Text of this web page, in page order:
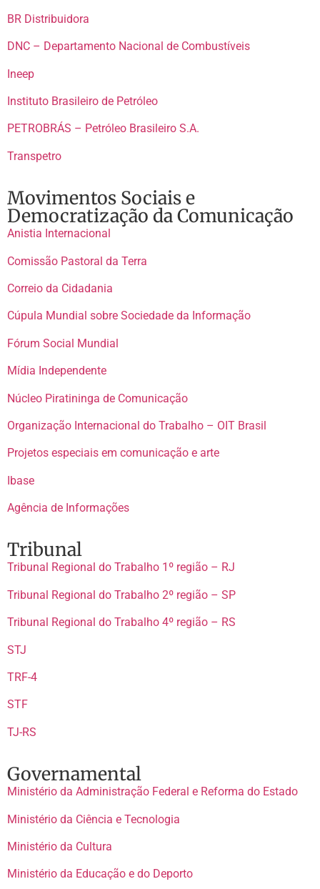
BR Distribuidora
DNC – Departamento Nacional de Combustíveis
Ineep
Instituto Brasileiro de Petróleo
PETROBRÁS – Petróleo Brasileiro S.A.
Transpetro
Movimentos Sociais e
Democratização da Comunicação
Anistia Internacional
Comissão Pastoral da Terra
Correio da Cidadania
Cúpula Mundial sobre Sociedade da Informação
Fórum Social Mundial
Mídia Independente
Núcleo Piratininga de Comunicação
Organização Internacional do Trabalho – OIT Brasil
Projetos especiais em comunicação e arte
Ibase
Agência de Informações
Tribunal
Tribunal Regional do Trabalho 1º região – RJ
Tribunal Regional do Trabalho 2º região – SP
Tribunal Regional do Trabalho 4º região – RS
STJ
TRF-4
STF
TJ-RS
Governamental
Ministério da Administração Federal e Reforma do Estado
Ministério da Ciência e Tecnologia
Ministério da Cultura
Ministério da Educação e do Deporto